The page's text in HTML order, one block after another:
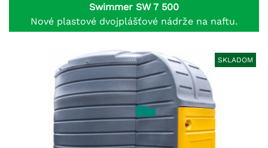
Swimmer SW 7 500
Nové plastové dvojplášťové nádrže na naftu.
SKLADOM